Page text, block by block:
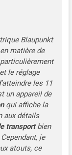
Blaupunkt
matière de
le réglage
les 11
un appareil de
qui affiche la
aux détails
transportbien
je
atouts, ce